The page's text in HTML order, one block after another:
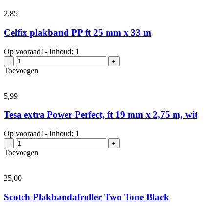
ft
mm
x
m,
rood
aantal
2,85
Celfix plakband PP ft 25 mm x 33 m
Op vooraad! - Inhoud: 1
-
Celfix
plakband
25
x
33
aantal
+
Toevoegen
5,99
Tesa extra Power Perfect, ft 19 mm x 2,75 m, wit
Op vooraad! - Inhoud: 1
-
Tesa
extra
Power
ft
mm
x
+
Toevoegen
25,00
Scotch Plakbandafroller Two Tone Black